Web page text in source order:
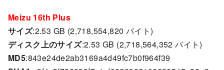
Meizu 16th Plus
サイズ:2.53 GB (2,718,554,820 バイト)
ディスク上のサイズ:2.53 GB (2,718,564,352 バイト)
MD5:843e24de2ab3169a4d49fc7b0f964f39